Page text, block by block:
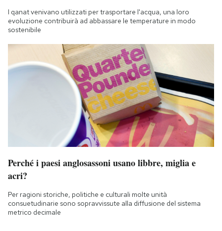
I qanat venivano utilizzati per trasportare l'acqua, una loro
evoluzione contribuirà ad abbassare le temperature in modo
sostenibile
Perché i paesi anglosassoni usano libbre, miglia e
acri?
Per ragioni storiche, politiche e culturali molte unità
consuetudinarie sono sopravvissute alla diffusione del sistema
metrico decimale